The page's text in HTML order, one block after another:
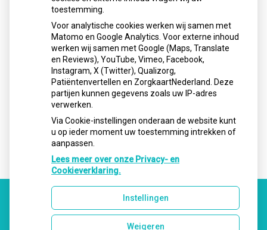
Openingstijden
Maandag:
08.00 - 17.00
Dinsdag:
08.00 - 17.00
Woensdag:
08.00 - 17:00
Donderdag:
08.00 - 17.00
Uw Zorg Online|Beheer
toestemming.
Voor analytische cookies werken wij samen met
Matomo en Google Analytics. Voor externe inhoud
werken wij samen met Google (Maps, Translate
en Reviews), YouTube, Vimeo, Facebook,
Instagram, X (Twitter), Qualizorg,
Patiëntenvertellen en ZorgkaartNederland. Deze
partijen kunnen gegevens zoals uw IP-adres
verwerken.
Via Cookie-instellingen onderaan de website kunt
u op ieder moment uw toestemming intrekken of
aanpassen.
Lees meer over onze Privacy- en
Cookieverklaring.
Instellingen
Weigeren